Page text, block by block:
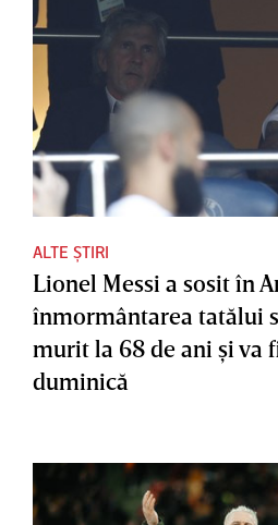
ALTE ȘTIRI
Lionel Messi a sosit în
înmormântarea tatălui
murit la 68 de ani şi va
duminică